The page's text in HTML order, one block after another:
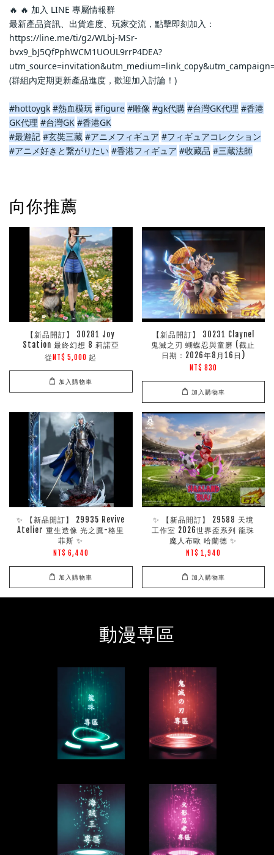
🔥 🔥 加入 LINE 專屬情報群
最新產品資訊、出貨進度、玩家交流，點擊即刻加入：
https://line.me/ti/g2/WLbj-MSr-
bvx9_bJ5QfPphWCM1UOUL9rrP4DEA?
(群組內定期更新產品進度，歡迎加入討論！)
#hottoygk #熱血模玩 #figure #雕像 #gk代購 #台灣GK代理 #香港
GK代理 #台灣GK #香港GK
#最遊記 #玄奘三藏 #アニメフィギュア #フィギュアコレクション
#アニメ好きと繋がりたい #香港フィギュア #收藏品 #三蔵法師
向你推薦
【新品開訂】 30281 Joy
Station 最終幻想 8 莉諾亞
從 NT$ 5,000 起
加入購物車
【新品開訂】 30231 Claynel
鬼滅之刃 蝴蝶忍與童磨 (截止
日期：2026年8月16日)
NT$ 830
加入購物車
✨ 【新品開訂】 29935 Revive
Atelier 重生造像 光之鷹-格里
菲斯 ✨
NT$ 6,440
加入購物車
✨ 【新品開訂】 29588 天境
工作室 2026世界盃系列 龍珠
魔人布歐 哈蘭德 ✨
NT$ 1,940
加入購物車
動漫専區